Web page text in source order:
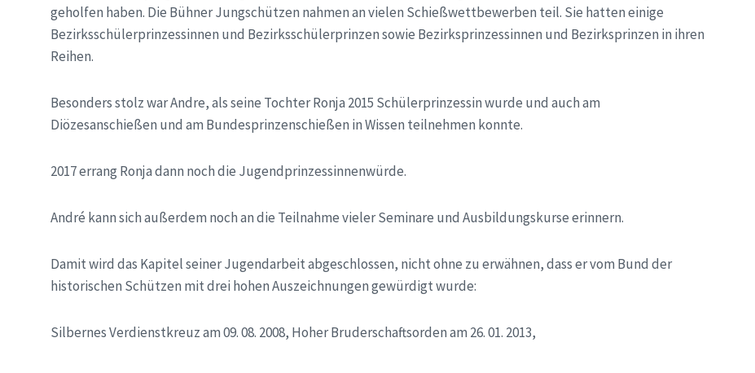
geholfen haben. Die Bühner Jungschützen nahmen an vielen Schießwettbewerben teil. Sie hatten einige
Bezirksschülerprinzessinnen und Bezirksschülerprinzen sowie Bezirksprinzessinnen und Bezirksprinzen in ihren
Reihen.
Besonders stolz war Andre, als seine Tochter Ronja 2015 Schülerprinzessin wurde und auch am
Diözesanschießen und am Bundesprinzenschießen in Wissen teilnehmen konnte.
2017 errang Ronja dann noch die Jugendprinzessinnenwürde.
André kann sich außerdem noch an die Teilnahme vieler Seminare und Ausbildungskurse erinnern.
Damit wird das Kapitel seiner Jugendarbeit abgeschlossen, nicht ohne zu erwähnen, dass er vom Bund der
historischen Schützen mit drei hohen Auszeichnungen gewürdigt wurde:
Silbernes Verdienstkreuz am 09. 08. 2008, Hoher Bruderschaftsorden am 26. 01. 2013,